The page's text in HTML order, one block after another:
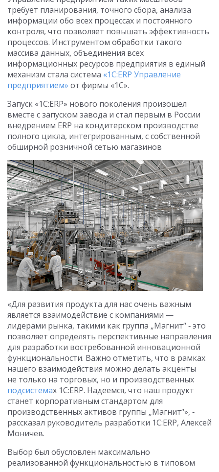
требует планирования, точного сбора, анализа
информации обо всех процессах и постоянного
контроля, что позволяет повышать эффективность
процессов. Инструментом обработки такого
массива данных, объединения всех
информационных ресурсов предприятия в единый
механизм стала система «1С:ERP Управление
предприятием» от фирмы «1С».
Запуск «1С:ERP» нового поколения произошел
вместе с запуском завода и стал первым в России
внедрением ERP на кондитерском производстве
полного цикла, интегрированным, с собственной
обширной розничной сетью магазинов
«Для развития продукта для нас очень важным
является взаимодействие с компаниями —
лидерами рынка, такими как группа „Магнит“ ‑ это
позволяет определять перспективные направления
для разработки востребованной инновационной
функциональности. Важно отметить, что в рамках
нашего взаимодействия можно делать акценты
не только на торговых, но и производственных
подсистемах 1С:ERP. Надеемся, что наш продукт
станет корпоративным стандартом для
производственных активов группы „Магнит“», ‑
рассказал руководитель разработки 1С:ERP, Алексей
Моничев.
Выбор был обусловлен максимально
реализованной функциональностью в типовом